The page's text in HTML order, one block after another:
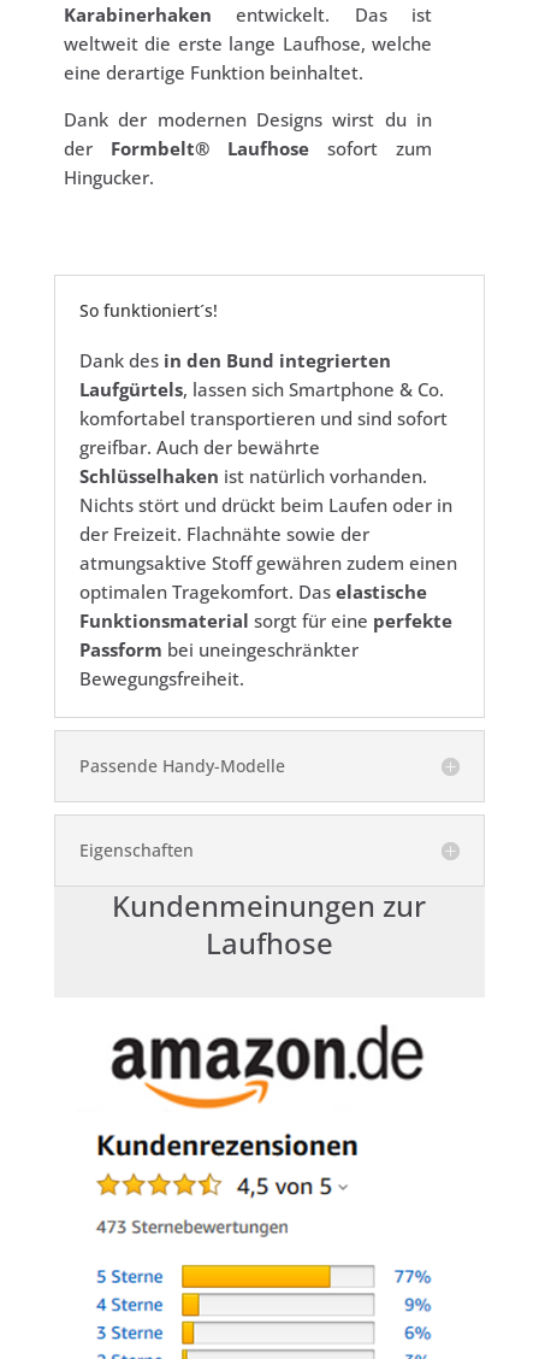
Karabinerhaken entwickelt. Das ist
weltweit die erste lange Laufhose, welche
eine derartige Funktion beinhaltet.
Dank der modernen Designs wirst du in
der Formbelt® Laufhose sofort zum
Hingucker.
So funktioniert´s!
Dank des in den Bund integrierten
Laufgürtels, lassen sich Smartphone & Co.
komfortabel transportieren und sind sofort
greifbar. Auch der bewährte
Schlüsselhaken ist natürlich vorhanden.
Nichts stört und drückt beim Laufen oder in
der Freizeit. Flachnähte sowie der
atmungsaktive Stoff gewähren zudem einen
optimalen Tragekomfort. Das elastische
Funktionsmaterial sorgt für eine perfekte
Passform bei uneingeschränkter
Bewegungsfreiheit.
Passende Handy-Modelle
Eigenschaften
Kundenmeinungen zur
Laufhose